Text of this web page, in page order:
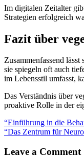
Im digitalen Zeitalter
Strategien erfolgreich
Fazit über
Zusammenfassend
sie spiegeln oft auch
im Lebensstil umfasst,
Das Verständnis über
proaktive Rolle in der
Post
navigation
“Einführung in die
“Das Zentrum für
Leave a Comment